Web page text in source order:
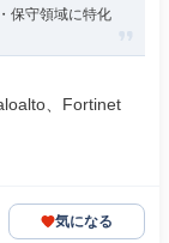
保守領域に特化
、Fortinet
気になる